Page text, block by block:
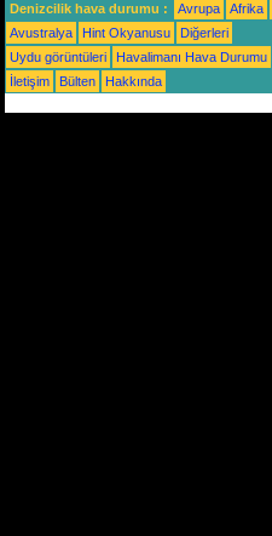
Denizcilik hava durumu : Avrupa Afrika
Avustralya
Hint Okyanusu
Diğerleri
Uydu görüntüleri
Havalimanı Hava Durumu
İletişim
Bülten Hakkında